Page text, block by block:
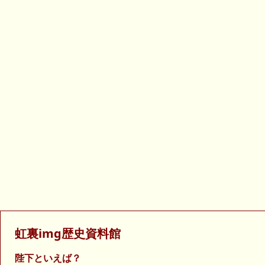
虹裏img歴史資料館
陛下といえば？